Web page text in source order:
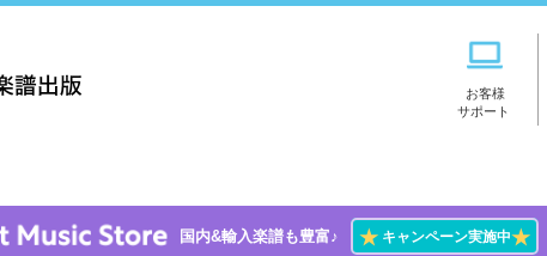
お客様
サポート
国内&輸入楽譜も豊富♪ ★キャンペーン実施中★